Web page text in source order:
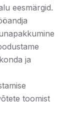
eesmärgid.
ja
toomist